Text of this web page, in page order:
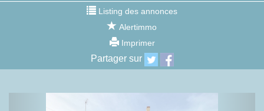
Listing des annonces
Alertimmo
Imprimer
Partager sur